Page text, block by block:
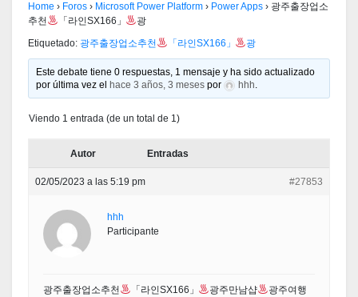
Home › Foros › Microsoft Power Platform › Power Apps › 광주출장업소
추천
「라인SX166」
광
Etiquetado: 광주출장업소추천 「라인SX166」 광
Este debate tiene 0 respuestas, 1 mensaje y ha sido actualizado
por última vez el
hace 3 años, 3 meses por hhh.
Viendo 1 entrada (de un total de 1)
Autor Entradas
02/05/2023 a las 5:19 pm #27853
hhh
Participante
광주출장업소추천 「라인SX166」 광주만남샵
광주여행